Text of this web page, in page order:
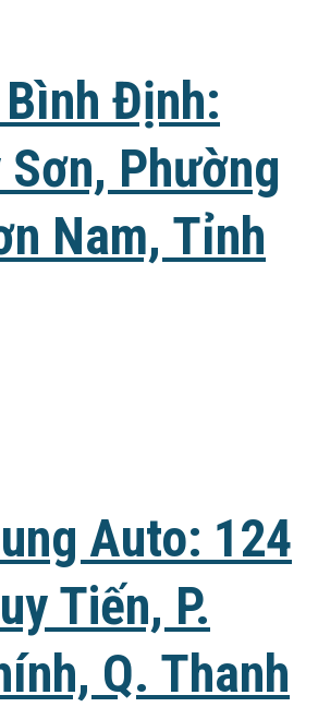
Định:
Sơn, Phường
Nam, Tỉnh
Auto: 124
Tiến, P.
Q. Thanh